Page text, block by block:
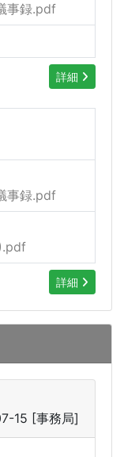
事録.pdf
詳細
事録.pdf
詳細
15 [事務局]